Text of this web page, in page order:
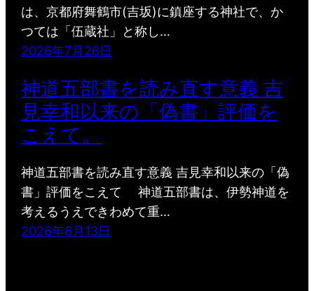
は、京都府舞鶴市(吉坂)に鎮座する神社で、か
つては「伍蔵社」と称し…
2026年7月26日
神道五部書を読み直す意義 吉
見幸和以来の「偽書」評価を
こえて。
神道五部書を読み直す意義 吉見幸和以来の「偽
書」評価をこえて 神道五部書は、伊勢神道を
考えるうえできわめて重…
2026年6月13日